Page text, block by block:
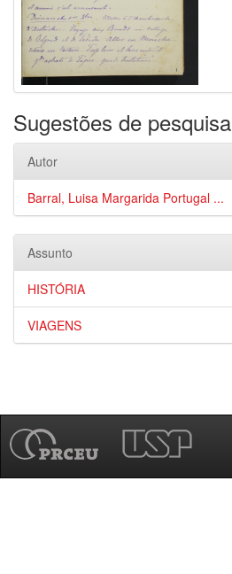
Sugestões de pesquisa
Autor
Barral, Luisa Margarida Portugal ...
Assunto
HISTÓRIA
VIAGENS